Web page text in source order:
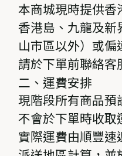
本商城現時提供香
香港島、九龍及新
山市區以外）或偏
請於下單前聯絡客
二、運費安排
現階段所有商品預
不會於下單時收取
實際運費由順豐速